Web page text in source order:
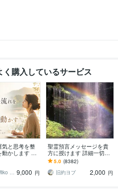
購入しているサービス
気と思考を整
かします 今
を読み解
】寄り添いな
ます第六感Miko 1億の投資詐欺で覚醒 9,000 円
聖霊預言メッセージを貴
方に授けます 詳細一切聞
かずに霊的預言メッセー
ジを貴方にお伝え致しま
す。
5.0 (8382)
旧約ヨブ
2,000 円